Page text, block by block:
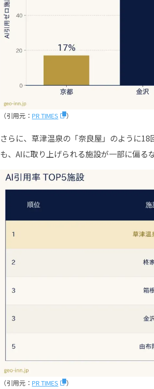
（引用元： PR TIMES ）
さらに、草津温泉の「奈良屋」のように
も、AIに取り上げられる施設が一部に偏
（引用元： PR TIMES ）